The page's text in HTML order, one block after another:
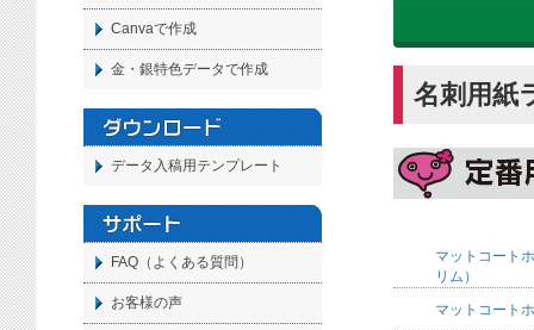
名刺用紙
マットコート
リム）
マットコート
Canvaで作成
金・銀特色データで作成
データ入稿用テンプレート
FAQ（よくある質問）
お客様の声